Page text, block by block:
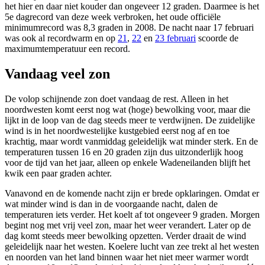
het hier en daar niet kouder dan ongeveer 12 graden. Daarmee is het
5e dagrecord van deze week verbroken, het oude officiële
minimumrecord was 8,3 graden in 2008. De nacht naar 17 februari
was ook al recordwarm en op 21 , 22 en 23 februari scoorde de
maximumtemperatuur een record.
Vandaag veel zon
De volop schijnende zon doet vandaag de rest. Alleen in het
noordwesten komt eerst nog wat (hoge) bewolking voor, maar die
lijkt in de loop van de dag steeds meer te verdwijnen. De zuidelijke
wind is in het noordwestelijke kustgebied eerst nog af en toe
krachtig, maar wordt vanmiddag geleidelijk wat minder sterk. En de
temperaturen tussen 16 en 20 graden zijn dus uitzonderlijk hoog
voor de tijd van het jaar, alleen op enkele Wadeneilanden blijft het
kwik een paar graden achter.
Vanavond en de komende nacht zijn er brede opklaringen. Omdat er
wat minder wind is dan in de voorgaande nacht, dalen de
temperaturen iets verder. Het koelt af tot ongeveer 9 graden. Morgen
begint nog met vrij veel zon, maar het weer verandert. Later op de
dag komt steeds meer bewolking opzetten. Verder draait de wind
geleidelijk naar het westen. Koelere lucht van zee trekt al het westen
en noorden van het land binnen waar het niet meer warmer wordt